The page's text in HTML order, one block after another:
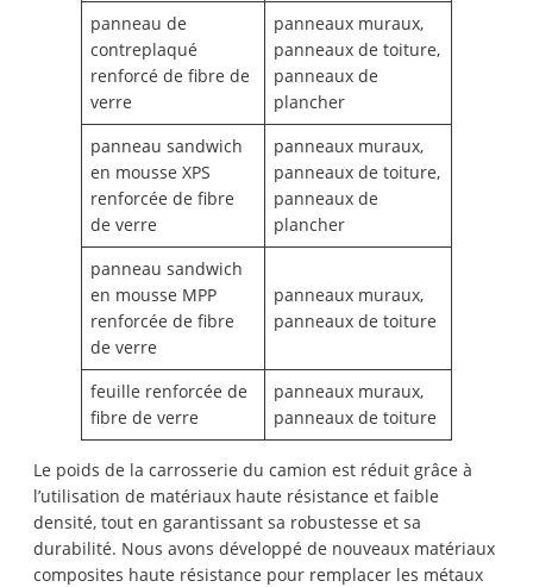
panneau de
contreplaqué
renforcé de fibre de
verre
panneaux muraux,
panneaux de toiture,
panneaux de
plancher
panneau sandwich
en mousse XPS
renforcée de fibre
de verre
panneaux muraux,
panneaux de toiture,
panneaux de
plancher
panneau sandwich
en mousse MPP
renforcée de fibre
de verre
panneaux muraux,
panneaux de toiture
feuille renforcée de
fibre de verre
panneaux muraux,
panneaux de toiture
Le poids de la carrosserie du camion est réduit grâce à
l’utilisation de matériaux haute résistance et faible
densité, tout en garantissant sa robustesse et sa
durabilité. Nous avons développé de nouveaux matériaux
composites haute résistance pour remplacer les métaux